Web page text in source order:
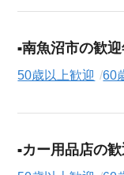
南魚沼市の歓
50歳以上歓迎 60
カー用品店の